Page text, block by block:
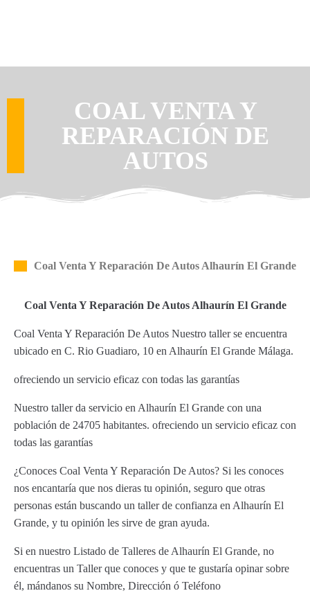
COAL VENTA Y
REPARACIÓN DE
AUTOS
Coal Venta Y Reparación De Autos Alhaurín El Grande
Coal Venta Y Reparación De Autos Alhaurín El Grande
Coal Venta Y Reparación De Autos Nuestro taller se encuentra
ubicado en C. Rio Guadiaro, 10 en Alhaurín El Grande Málaga.
ofreciendo un servicio eficaz con todas las garantías
Nuestro taller da servicio en Alhaurín El Grande con una
población de 24705 habitantes. ofreciendo un servicio eficaz con
todas las garantías
¿Conoces Coal Venta Y Reparación De Autos? Si les conoces
nos encantaría que nos dieras tu opinión, seguro que otras
personas están buscando un taller de confianza en Alhaurín El
Grande, y tu opinión les sirve de gran ayuda.
Si en nuestro Listado de Talleres de Alhaurín El Grande, no
encuentras un Taller que conoces y que te gustaría opinar sobre
él, mándanos su Nombre, Dirección ó Teléfono